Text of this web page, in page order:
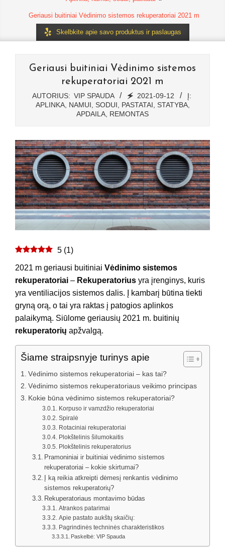
Geriausi buitiniai Vėdinimo sistemos rekuperatoriai 2021 m
Skelbkite apie savo produktus ir paslaugas
Geriausi buitiniai Vėdinimo sistemos
rekuperatoriai 2021 m
AUTORIUS: VIP SPAUDA 🗲 2021-09-12
Į:
APLINKA, NAMUI, SODUI, PASTATAI, STATYBA,
APDAILA, REMONTAS
5 (1)
2021 m geriausi buitiniai Vėdinimo sistemos
rekuperatoriai – Rekuperatorius yra įrenginys, kuris
yra ventiliacijos sistemos dalis. Į kambarį būtina tiekti
gryną orą, o tai yra raktas į patogios aplinkos
palaikymą. Siūlome geriausių 2021 m. buitinių
rekuperatorių apžvalgą.
Šiame straipsnyje turinys apie
Vėdinimo sistemos rekuperatoriai – kas tai?
Vėdinimo sistemos rekuperatoriaus veikimo principas
Kokie būna vėdinimo sistemos rekuperatoriai?
Korpuso ir vamzdžio rekuperatoriai
Spiralė
Rotaciniai rekuperatoriai
Plokštelinis šilumokaitis
Plokštelinis rekuperatorius
Pramoniniai ir buitiniai vėdinimo sistemos
rekuperatoriai – kokie skirtumai?
Į ką reikia atkreipti dėmesį renkantis vėdinimo
sistemos rekuperatorių?
Rekuperatoriaus montavimo būdas
Atrankos patarimai
Apie pastato aukštų skaičių:
Pagrindinės techninės charakteristikos
Paskelbė: VIP Spauda